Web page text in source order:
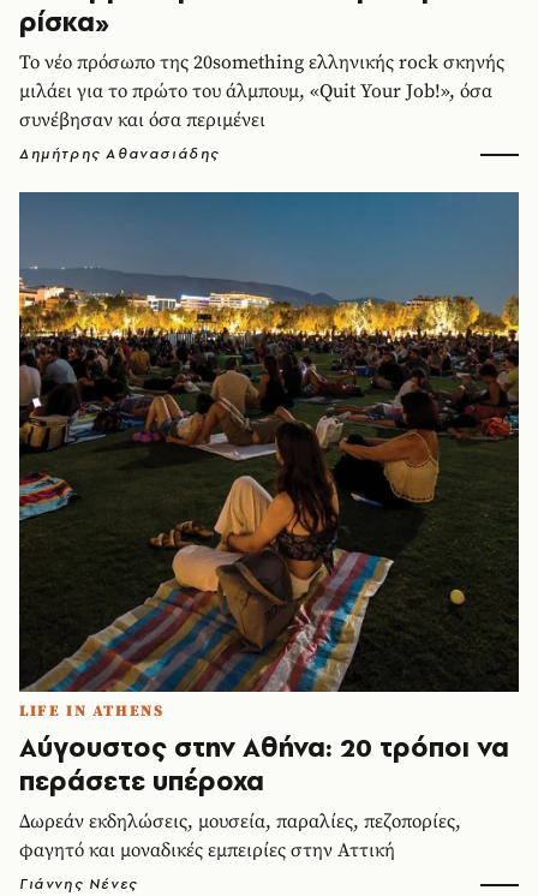
ρίσκα»
Το νέο πρόσωπο της 20something ελληνικής rock σκηνής
μιλάει για το πρώτο του άλμπουμ, «Quit Your Job!», όσα
συνέβησαν και όσα περιμένει
Δημήτρης Αθανασιάδης
LIFE IN ATHENS
Αύγουστος στην Αθήνα: 20 τρόποι να
περάσετε υπέροχα
Δωρεάν εκδηλώσεις, μουσεία, παραλίες, πεζοπορίες,
φαγητό και μοναδικές εμπειρίες στην Αττική
Γιάννης Νένες